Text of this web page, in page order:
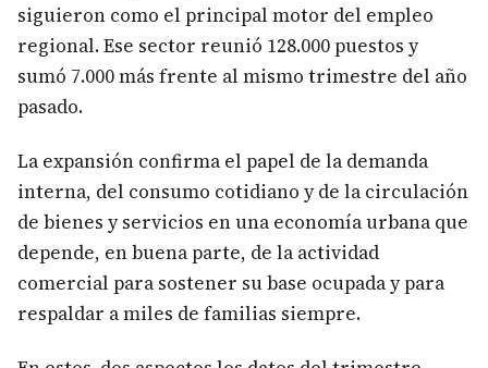
siguieron como el principal motor del empleo
regional. Ese sector reunió 128.000 puestos y
sumó 7.000 más frente al mismo trimestre del año
pasado.
La expansión confirma el papel de la demanda
interna, del consumo cotidiano y de la circulación
de bienes y servicios en una economía urbana que
depende, en buena parte, de la actividad
comercial para sostener su base ocupada y para
respaldar a miles de familias siempre.